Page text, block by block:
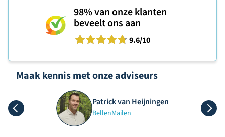
98%van onze klanten
beveelt ons aan
9.6/10
Maak kennis met onze adviseurs
Patrick van Heijningen
BellenMailen